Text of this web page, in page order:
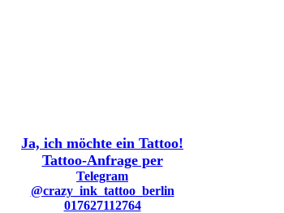
Ja, ich möchte ein Tattoo!
Tattoo-Anfrage per
Telegram
@crazy_ink_tattoo_berlin
017627112764